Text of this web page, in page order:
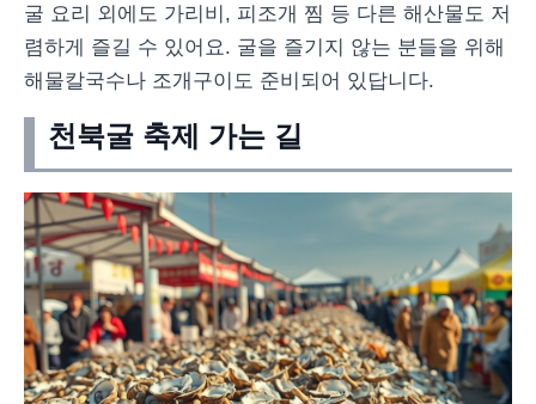
굴 요리 외에도 가리비, 피조개 찜 등 다른 해산물도 저
렴하게 즐길 수 있어요. 굴을 즐기지 않는 분들을 위해
해물칼국수나 조개구이도 준비되어 있답니다.
천북굴 축제 가는 길